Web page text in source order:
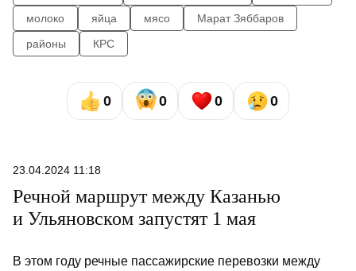
молоко
яйца мясо
Марат Зяббаров
районы
КРС
0 0 0 0
23.04.2024 11:18
Речной маршрут между Казанью
и Ульяновском запустят 1 мая
В этом году речные пассажирские перевозки между